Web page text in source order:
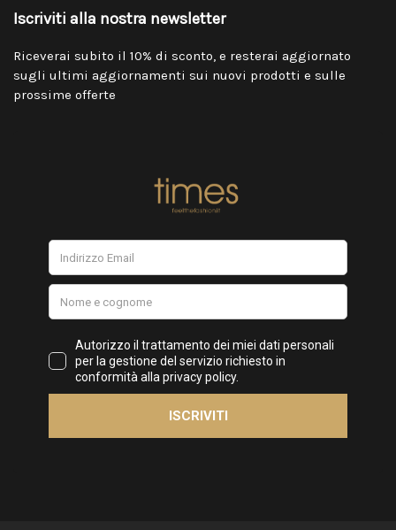
Iscriviti alla nostra newsletter
Riceverai subito il 10% di sconto, e resterai aggiornato
sugli ultimi aggiornamenti sui nuovi prodotti e sulle
prossime offerte